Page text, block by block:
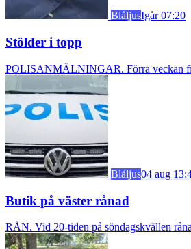
BlåljusIgår 07:20
Stölder i topp
POLISANMÄLNINGAR. Förra veckan
Blåljus04 aug
Butik på väster rånad
RÅN. Vid 20-tiden på söndagskvällen